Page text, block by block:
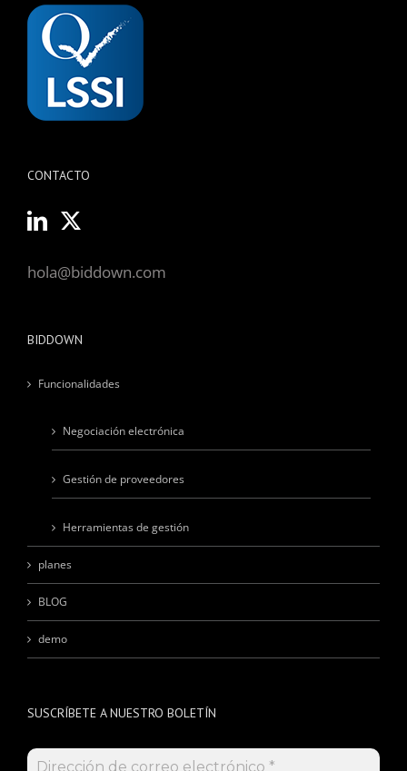
CONTACTO
hola@biddown.com
BIDDOWN
Funcionalidades
Negociación electrónica
Gestión de proveedores
Herramientas de gestión
planes
BLOG
demo
SUSCRÍBETE A NUESTRO BOLETÍN